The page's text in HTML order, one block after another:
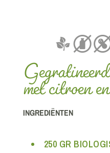
met citroen
INGREDIËNTEN
250 GR